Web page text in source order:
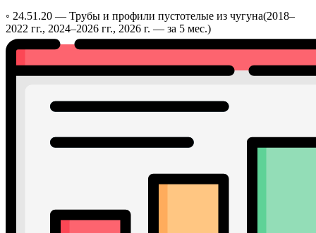
◦ 24.51.20 — Трубы и профили пустотелые из чугуна(2018–
2022 гг., 2024–2026 гг., 2026 г. — за 5 мес.)